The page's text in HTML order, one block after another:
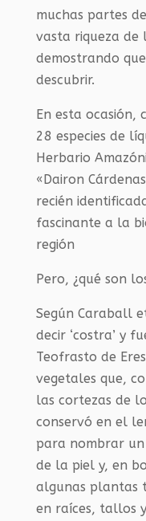
muchas partes
vasta riqueza de
demostrando
descubrir.
En esta
28 especies de
Herbario
«Dairon
recién
fascinante a la
región
Pero, ¿qué son
Según Caraball
decir ‘costra’ y
Teofrasto de
vegetales que,
las cortezas de
conservó en el
para nombrar
de la piel y, en
algunas plantas
en raíces, tallos